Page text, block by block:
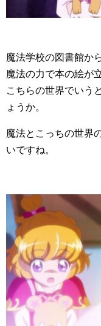
魔法学校の図書館か
魔法の力で本の絵が
こちらの世界でいう
ょうか。
魔法とこっちの世界
いですね。